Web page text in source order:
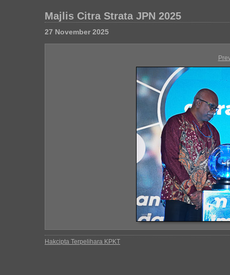
Majlis Citra Strata JPN 2025
27 November 2025
Hakcipta Terpelihara KPKT